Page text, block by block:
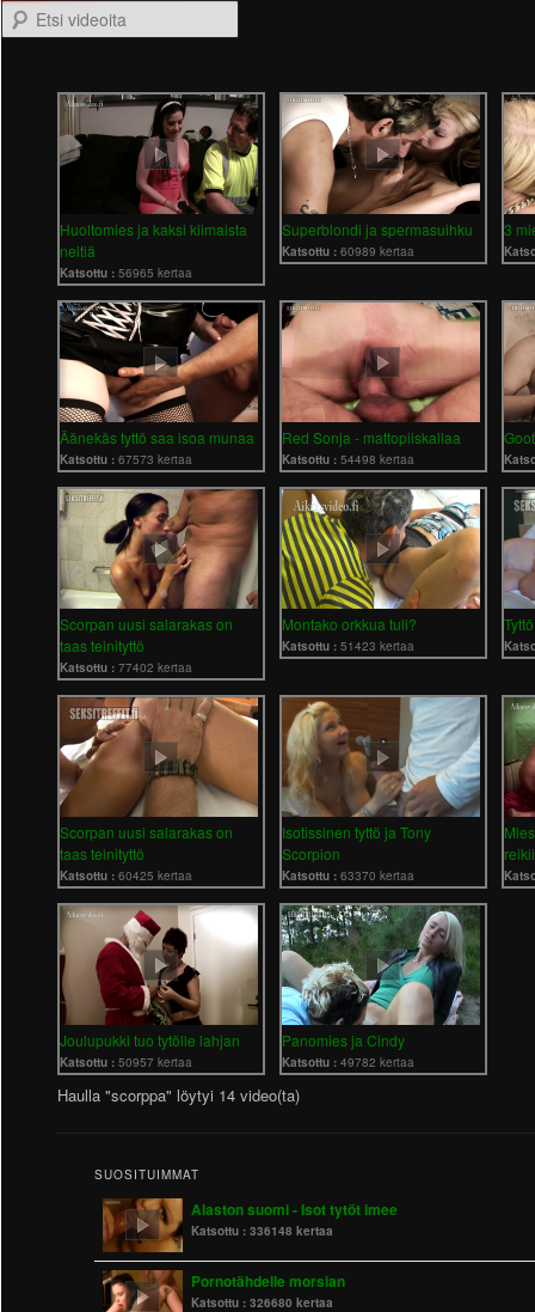
Etsi videoita
Huoltomies ja kaksi kiimaista
neitiä
Katsottu :56965 kertaa
Superblondi ja spermasuihku
Katsottu :60989 kertaa
3
Äänekäs tyttö saa isoa munaa
Katsottu :67573 kertaa
Red Sonja - mattopiiskallaa
Katsottu :54498 kertaa
Scorpan uusi salarakas on
taas teinityttö
Katsottu :77402 kertaa
Montako orkkua tuli?
Katsottu :51423 kertaa
Scorpan uusi salarakas on
taas teinityttö
Katsottu :60425 kertaa
Isotissinen tyttö ja Tony
Scorpion
Katsottu :63370 kertaa
Joulupukki tuo tytölle lahjan
Katsottu :50957 kertaa
Panomies ja Cindy
Katsottu :49782 kertaa
Haulla "scorppa" löytyi 14 video(ta)
SUOSITUIMMAT
Alaston suomi - Isot tytöt imee
Katsottu : 336148 kertaa
Pornotähdelle morsian
Katsottu : 326680 kertaa